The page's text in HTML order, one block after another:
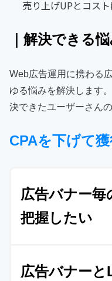
売り上げUPとコス
｜解決できる
Web広告運用に携わる
ゆる悩みを解決します。
決できたユーザーさん
CPAを下げて
広告バナー毎
把握したい
ィティブレポー
広告バナー